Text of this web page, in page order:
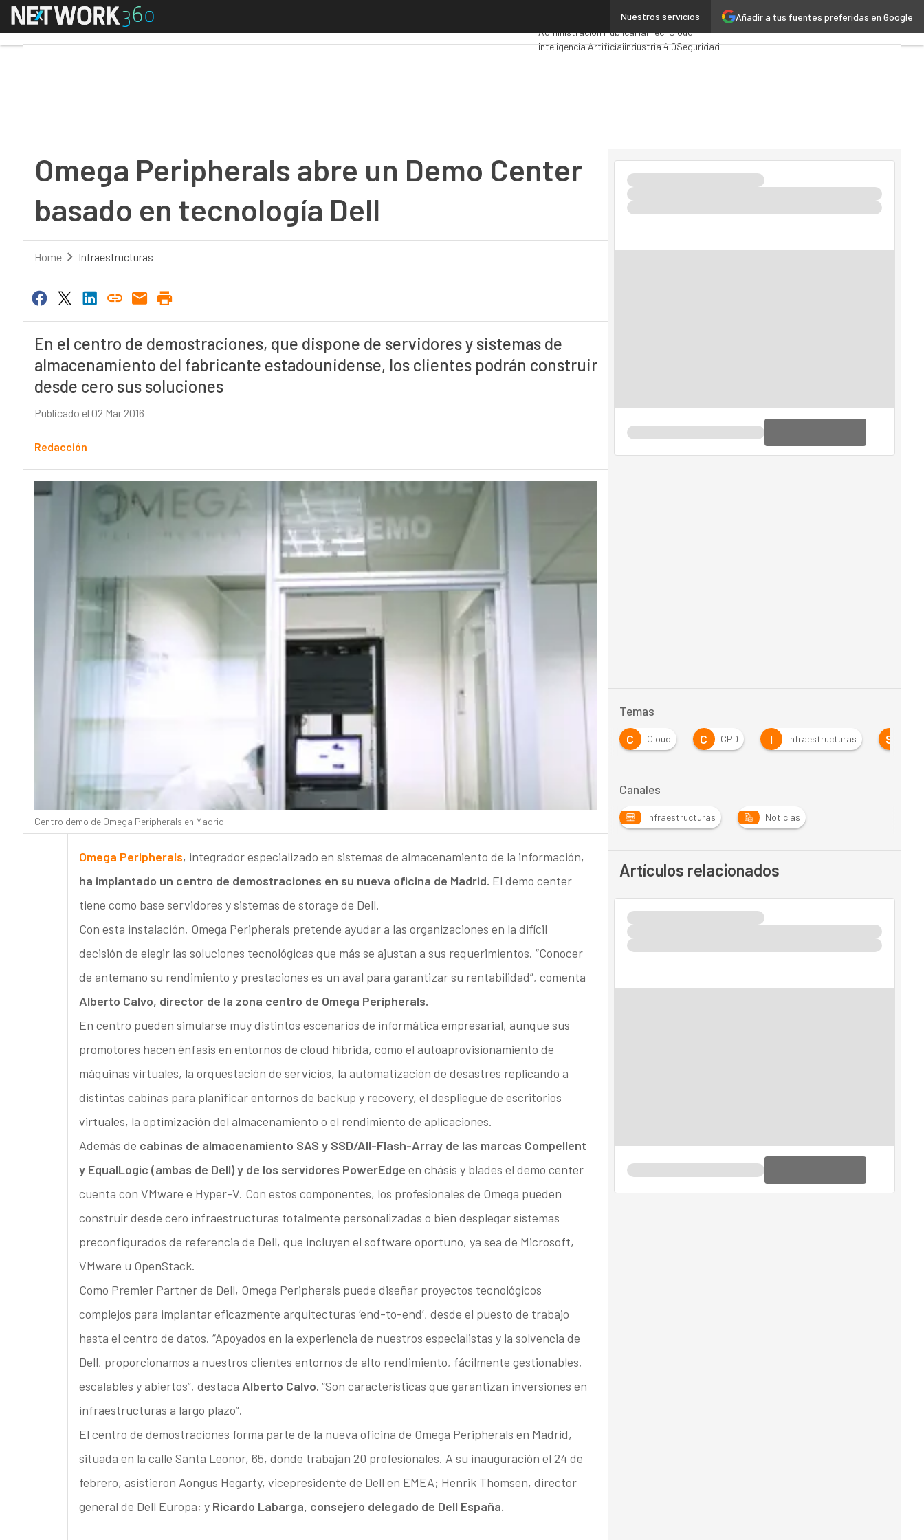
Añadir a tus fuentes preferidas en Google
Nuestros servicios
Menú
Analytics
Administración PúblicaMarTechCloud
Inteligencia ArtificialIndustria 4.0Seguridad
Omega Peripherals abre un Demo Center
basado en tecnología Dell
Home Infraestructuras
En el centro de demostraciones, que dispone de servidores y sistemas de
almacenamiento del fabricante estadounidense, los clientes podrán construir
desde cero sus soluciones
Publicado el 02 Mar 2016
Redacción
Centro demo de Omega Peripherals en Madrid
Omega Peripherals, integrador especializado en sistemas de almacenamiento de la información,
ha implantado un centro de demostraciones en su nueva oficina de Madrid. El demo center
tiene como base servidores y sistemas de storage de Dell.
Con esta instalación, Omega Peripherals pretende ayudar a las organizaciones en la difícil
decisión de elegir las soluciones tecnológicas que más se ajustan a sus requerimientos. “Conocer
de antemano su rendimiento y prestaciones es un aval para garantizar su rentabilidad”, comenta
Alberto Calvo, director de la zona centro de Omega Peripherals.
En centro pueden simularse muy distintos escenarios de informática empresarial, aunque sus
promotores hacen énfasis en entornos de cloud híbrida, como el autoaprovisionamiento de
máquinas virtuales, la orquestación de servicios, la automatización de desastres replicando a
distintas cabinas para planificar entornos de backup y recovery, el despliegue de escritorios
virtuales, la optimización del almacenamiento o el rendimiento de aplicaciones.
Además de cabinas de almacenamiento SAS y SSD/All-Flash-Array de las marcas Compellent
y EqualLogic (ambas de Dell) y de los servidores PowerEdge en chásis y blades el demo center
cuenta con VMware e Hyper-V. Con estos componentes, los profesionales de Omega pueden
construir desde cero infraestructuras totalmente personalizadas o bien desplegar sistemas
preconfigurados de referencia de Dell, que incluyen el software oportuno, ya sea de Microsoft,
VMware u OpenStack.
Como Premier Partner de Dell, Omega Peripherals puede diseñar proyectos tecnológicos
complejos para implantar eficazmente arquitecturas ‘end-to-end’, desde el puesto de trabajo
hasta el centro de datos. “Apoyados en la experiencia de nuestros especialistas y la solvencia de
Dell, proporcionamos a nuestros clientes entornos de alto rendimiento, fácilmente gestionables,
escalables y abiertos”, destaca Alberto Calvo. “Son características que garantizan inversiones en
infraestructuras a largo plazo”.
El centro de demostraciones forma parte de la nueva oficina de Omega Peripherals en Madrid,
situada en la calle Santa Leonor, 65, donde trabajan 20 profesionales. A su inauguración el 24 de
febrero, asistieron Aongus Hegarty, vicepresidente de Dell en EMEA; Henrik Thomsen, director
general de Dell Europa; y Ricardo Labarga, consejero delegado de Dell España.
Temas
C Cloud C CPD I infraestructuras S
Canales
Infraestructuras Noticias
Artículos relacionados